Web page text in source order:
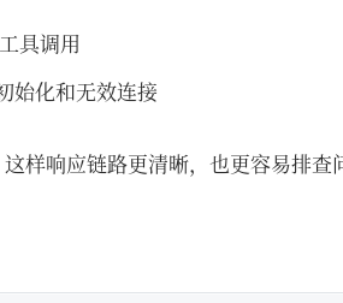
具调用
始化和无效连接
样响应链路更清晰，也更容易排查